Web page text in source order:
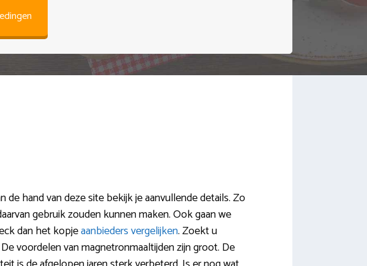
de hand van deze site bekijk je aanvullende details. Zo
gebruik zouden kunnen maken. Ook gaan we
dan het kopjeaanbieders vergelijken. Zoekt u
voordelen van magnetronmaaltijden zijn groot. De